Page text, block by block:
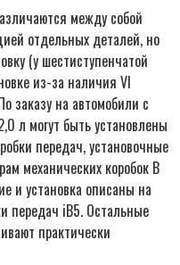
между собой
отдельных деталей, но
(у шестиступенчатой
из-за наличия VI
заказу на автомобили с
л могут быть установлены
передач, установочные
механических коробок В
и установка описаны на
передач iB5. Остальные
практически